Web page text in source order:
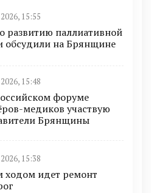
15:55
развитию паллиативной
обсудили на Брянщине
15:48
форуме
медиков участвую
Брянщины
15:38
идет ремонт